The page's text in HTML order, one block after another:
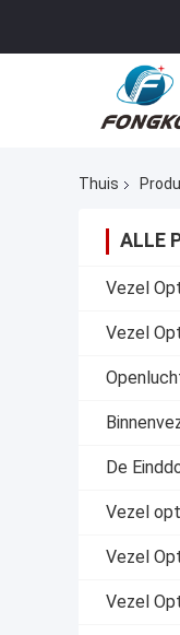
Thuis
ALLE
Vezel
Vezel
De
Vezel
Vezel
Vezel